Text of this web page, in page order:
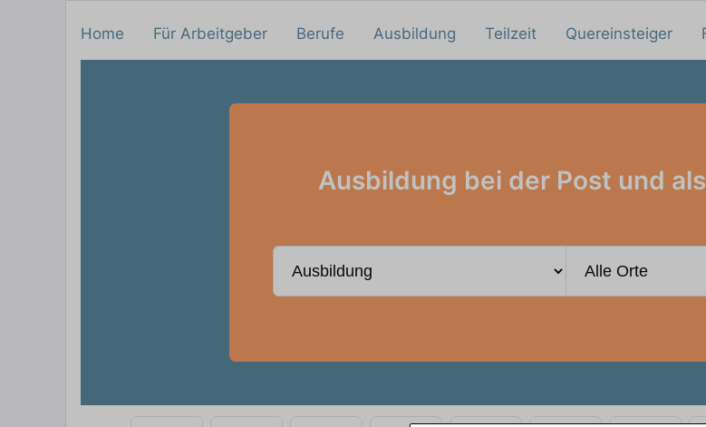
Home Für Arbeitgeber Berufe Ausbildung Teilzeit Quereinsteiger
Ausbildung bei der Post und